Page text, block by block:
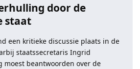
door de
staat
een kritieke discussie plaats in de
staatssecretaris Ingrid
moest beantwoorden over de